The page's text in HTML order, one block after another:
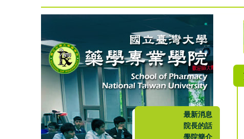
最新消息
院長的話
學院簡介